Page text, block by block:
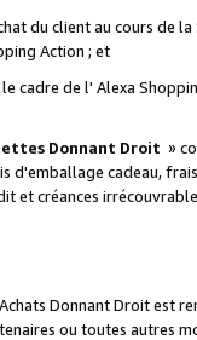
du client au cours de
Action ; et
cadre de l' Alexa
Donnant Droit »
cadeau,
et créances
Donnant Droit est
ou toutes autres